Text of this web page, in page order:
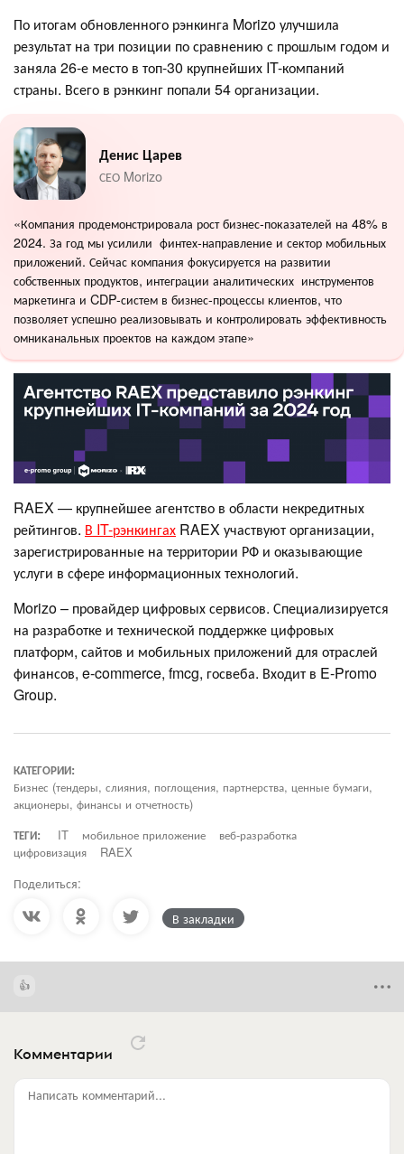
По итогам обновленного рэнкинга Morizo улучшила
результат на три позиции по сравнению с прошлым годом и
заняла 26-е место в топ-30 крупнейших IT-компаний
страны. Всего в рэнкинг попали 54 организации.
Денис Царев
СЕО Morizo
«Компания продемонстрировала рост бизнес-показателей на 48% в
2024. За год мы усилили финтех-направление и сектор мобильных
приложений. Сейчас компания фокусируется на развитии
собственных продуктов, интеграции аналитических инструментов
маркетинга и CDP-систем в бизнес-процессы клиентов, что
позволяет успешно реализовывать и контролировать эффективность
омниканальных проектов на каждом этапе»
RAEX — крупнейшее агентство в области некредитных
рейтингов. В IT-рэнкингах RAEX участвуют организации,
зарегистрированные на территории РФ и оказывающие
услуги в сфере информационных технологий.
Morizo – провайдер цифровых сервисов. Специализируется
на разработке и технической поддержке цифровых
платформ, сайтов и мобильных приложений для отраслей
финансов, e-commerce, fmcg, госвеба. Входит в E-Promo
Group.
КАТЕГОРИИ:
Бизнес (тендеры, слияния, поглощения, партнерства, ценные бумаги,
акционеры, финансы и отчетность)
ТЕГИ:
IT мобильное приложение
веб-разработка
цифровизация
RAEX
Поделиться:
В закладки
Комментарии
Написать комментарий...